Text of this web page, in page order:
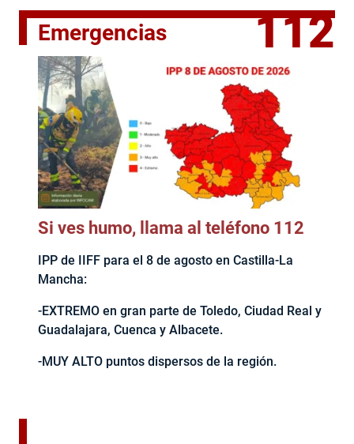
Emergencias 112
Si ves humo, llama al teléfono 112
IPP de IIFF para el 8 de agosto en Castilla-La
Mancha:
-EXTREMO en gran parte de Toledo, Ciudad Real y
Guadalajara, Cuenca y Albacete.
-MUY ALTO puntos dispersos de la región.